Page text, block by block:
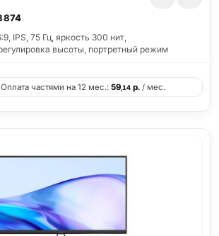
IPS, 75 Гц, яркость 300 нит,
высоты, портретный режим
Оплата частями на 12 мес.: 59,14 р. / мес.